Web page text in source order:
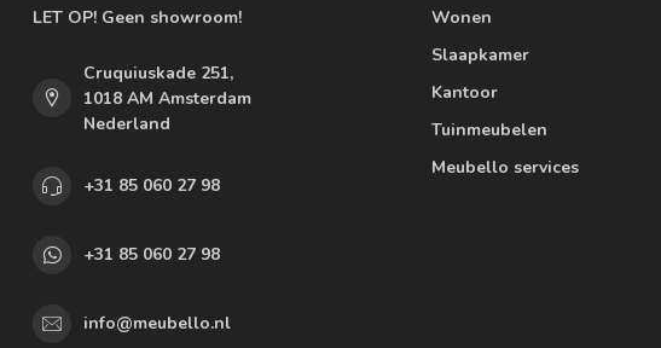
LET OP! Geen showroom!
Cruquiuskade 251,
1018 AM Amsterdam
Nederland
+31 85 060 27 98
+31 85 060 27 98
info@meubello.nl
Wonen
Slaapkamer
Kantoor
Tuinmeubelen
Meubello services